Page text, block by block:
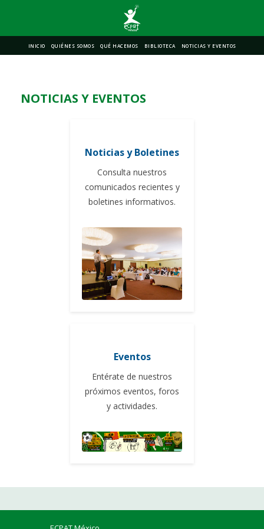
INICIO QUIÉNES SOMOS QUÉ HACEMOS BIBLIOTECA NOTICIAS Y EVENTOS
NOTICIAS Y EVENTOS
Noticias y Boletines
Consulta nuestros
comunicados recientes y
boletines informativos.
Eventos
Entérate de nuestros
próximos eventos, foros
y actividades.